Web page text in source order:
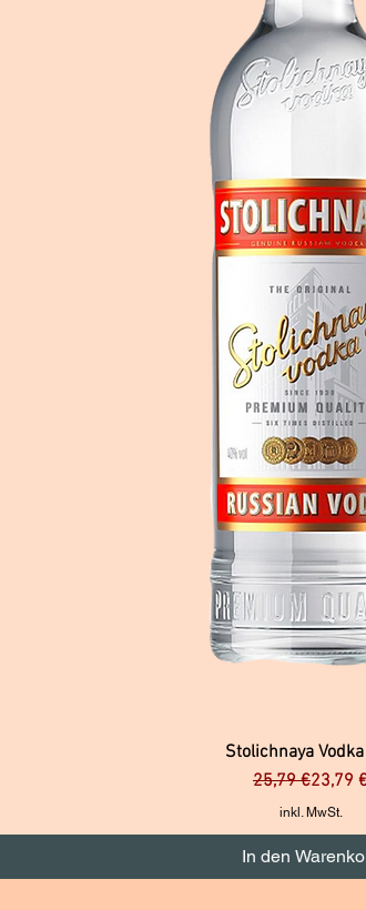
Stolichnaya
25,79 €Sale-
23,79
inkl. MwSt.
In den